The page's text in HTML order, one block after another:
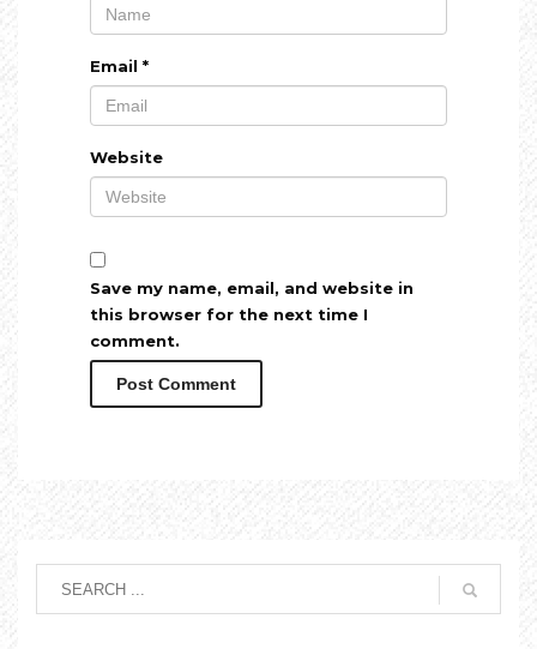
Email *
Website
Save my name, email, and website in
this browser for the next time I
comment.